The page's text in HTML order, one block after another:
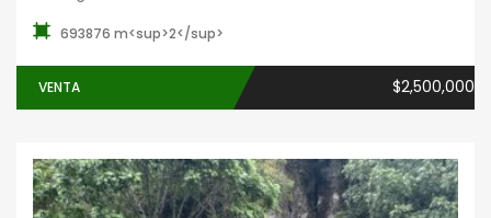
693876 m<sup>2</sup>
VENTA $2,500,000